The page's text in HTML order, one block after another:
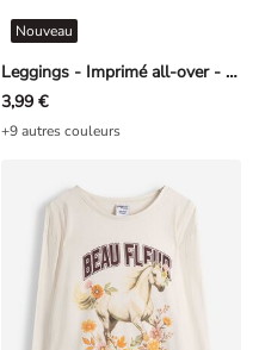
Leggings - Imprimé all-over - cerise
Nouveau
3,99 €
+9 autres couleurs